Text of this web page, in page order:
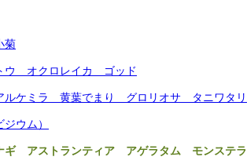
菊
ウ オクロレイカ ゴッド
ケミラ 黄葉でまり グロリオサ タニワタリ
ウム）
ギ アストランティア アゲラタム モンステラ